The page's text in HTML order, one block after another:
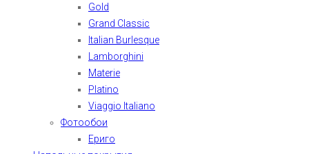
Gold
Grand Classic
Italian Burlesque
Lamborghini
Materie
Platino
Viaggio Italiano
Фотообои
Ериго